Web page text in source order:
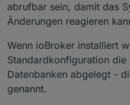
abrufbar sein, damit das
Änderungen reagieren
Wenn ioBroker installiert
Standardkonfiguration die
Datenbanken abgelegt -
genannt.